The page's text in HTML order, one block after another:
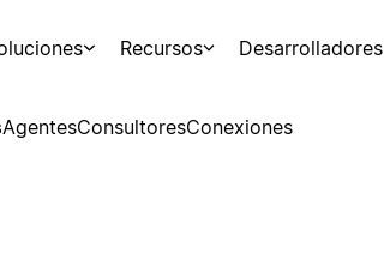
Recursos Desarrolladores
AgentesConsultoresConexiones